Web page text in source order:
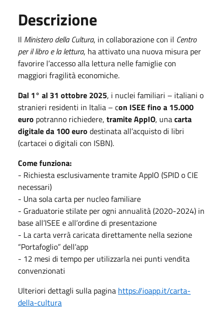
Descrizione
Il Ministero della Cultura, in collaborazione con il Centro
per il libro e la lettura, ha attivato una nuova misura per
favorire l’accesso alla lettura nelle famiglie con
maggiori fragilità economiche.
Dal 1° al 31 ottobre 2025, i nuclei familiari – italiani o
stranieri residenti in Italia – con ISEE fino a 15.000
euro potranno richiedere, tramite AppIO, unacarta
digitale da 100 euro destinata all’acquisto di libri
(cartacei o digitali con ISBN).
Come funziona:
- Richiesta esclusivamente tramite AppIO (SPID o CIE
necessari)
- Una sola carta per nucleo familiare
- Graduatorie stilate per ogni annualità (2020-2024) in
base all’ISEE e all’ordine di presentazione
- La carta verrà caricata direttamente nella sezione
“Portafoglio” dell’app
- 12 mesi di tempo per utilizzarla nei punti vendita
convenzionati
Ulteriori dettagli sulla pagina https://ioapp.it/carta-
della-cultura